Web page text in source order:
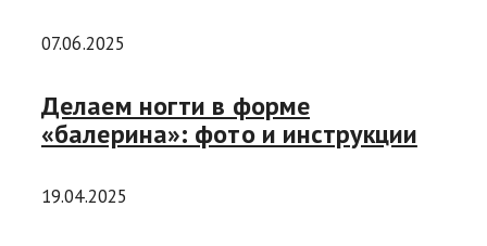
07.06.2025
Делаем ногти в форме
«балерина»: фото и инструкции
19.04.2025